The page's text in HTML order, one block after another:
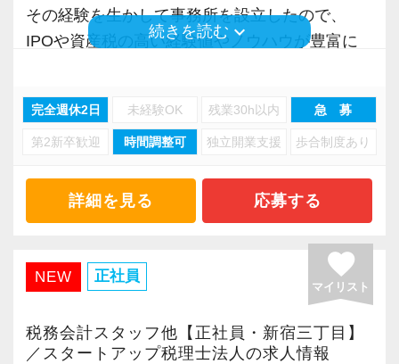
す。
では扱うことのない専門性が高い業務をお任せ
します。
や問題点もでてきますが、一つずつ確実に乗り
越えていきましょう！
常に自ら学ぶ姿勢で臨んでください。着実に実
績を作りながら課題や問題の分析スキルを身に
付ける経験を積むことが自信に繋がります。
多くのインターン生を育成した実績があります
ので、安心して仲間と一緒に働く楽しさと自分
LINEWORKS、クラウドサインなどを活用して
いるので効率よくストレスフリーに業務をこな
ぜひ体験してください！
【明確なキャリアパスで成長をバックアップし
キャリアステップは等級制（1〜6等級）で、求
められる業務レベルや役割を明確にしていま
す。目標設定がしやすく、成長を実感しながら
ステップアップが可能です。
昇級は年に2回の自己申請制で何度でもチャレン
ジできます。
弊社では数年前から未経験の採用をしていま
す。
当面は事務作業から行って頂きますが、代表や
職員と一緒にお客様を訪問し、現場でどのよう
入社される方の成長に合わせて徐々に担当を引
き継いで頂きます。
【対面も、効率も大事にしたい方へ！】
その信頼がご紹介を呼び、お客様は日本全国
に！基本はITやメール・電話・LINE（社用携帯
支給）で対応しつつ、遠方については半年に一
その経験を生かして事務所を設立したので、
IPOや資産税の高い経験値やノウハウが豊富に
設立してから13年間、様々なお客様へサービス
を提供してきました。
大変ありがたいことに既存のお客様や関係者か
法人顧問については、従来は積極的にお引き受
けしておりませんでした。
資産税の業務をお引き受けした場合も、基本的
にはお客様が従前から契約している顧問税理士
と協力して業務を進めてきました。
続きを読む keyboard_arrow_down
完全週休2日 未経験OK 残業30h以内 急 募
第2新卒歓迎 時間調整可 独立開業支援 歩合制度あり
詳細を見る 応募する
NEW 正社員 favorite
マイリスト
税務会計スタッフ他【正社員・新宿三丁目】
／スタートアップ税理士法人の求人情報